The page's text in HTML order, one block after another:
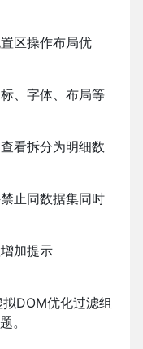
区操作布局优
、字体、布局等
看拆分为明细数
止同数据集同时
加提示
DOM优化过滤组
。